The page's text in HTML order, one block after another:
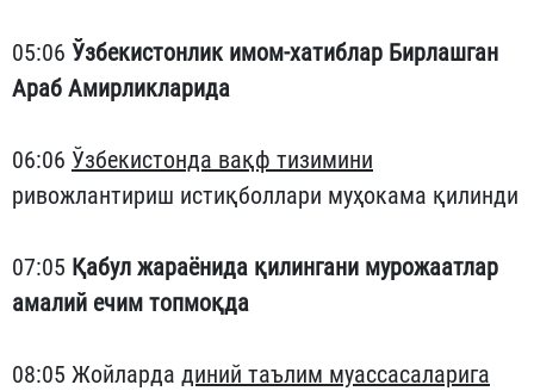
05:06 Ўзбекистонлик имом-хатиблар Бирлашган
Араб Амирликларида
06:06 Ўзбекистонда вақф тизимини
ривожлантириш истиқболлари муҳокама қилинди
07:05 Қабул жараёнида қилингани мурожаатлар
амалий ечим топмоқда
08:05 Жойларда диний таълим муассасаларига